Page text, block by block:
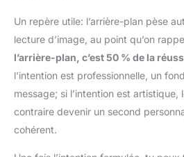
Un repère utile: l’arrière-plan pèse
lecture d’image, au point qu’on
l’arrière-plan, c’est 50 % de la
l’intention est professionnelle, un
message; si l’intention est artistique,
contraire devenir un second
cohérent.